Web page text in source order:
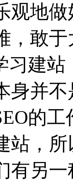
观地
，敢
习建
身并
的
站，
有另